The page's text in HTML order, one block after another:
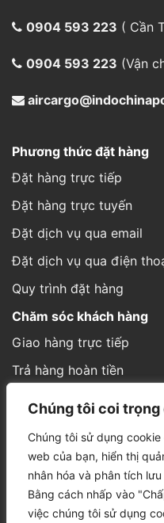
Chúng tôi coi
Chúng tôi sử dụng
web của bạn, hiển thị
nhân hóa và phân tích
Bằng cách nhấp vào
việc chúng tôi sử dụng
0904 593 223 ( Cần
0904 593 223 (Vận
Phương thức đặt hàng
Đặt hàng trực tiếp
Đặt hàng trực tuyến
Đặt dịch vụ qua email
Đặt dịch vụ qua điện
Quy trình đặt hàng
Chăm sóc khách hàng
Giao hàng trực tiếp
Trả hàng hoàn tiền
Thông tin đơn hàng